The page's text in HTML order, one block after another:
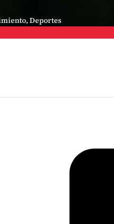
,Deportes